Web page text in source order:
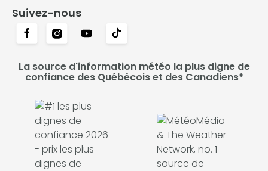
Suivez-nous
La source d'information météo la plus digne de
confiance des Québécois et des Canadiens*